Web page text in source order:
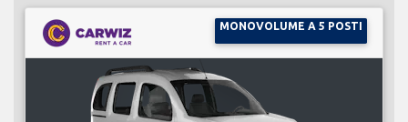
MONOVOLUME A 5 POSTI